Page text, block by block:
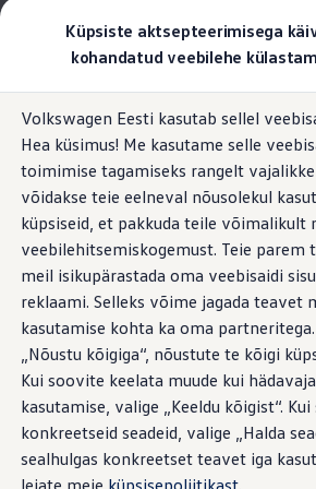
Küpsiste aktsepteerimisega
kohandatud veebilehe
Volkswagen Eesti kasutab sellel
Hea küsimus! Me kasutame selle
toimimise tagamiseks rangelt vajalikke
võidakse teie eelneval nõusolekul
küpsiseid, et pakkuda teile võimalikult
veebilehitsemiskogemust. Teie parem
meil isikupärastada oma veebisaidi
reklaami. Selleks võime jagada teavet
kasutamise kohta ka oma
„Nõustu kõigiga“, nõustute te kõigi
Kui soovite keelata muude kui
kasutamise, valige „Keeldu kõigist“.
konkreetseid seadeid, valige „Halda
sealhulgas konkreetset teavet iga
leiate meie küpsisepoliitikast.
põhisisu
juurde
jaluse
juurde
Valige oma Volkswagen
Mudelid ja konfiguraator
Uus ID. Cross
Konfigureeri
Volkswageni tarbesõidukid.
Volkswagen laoautode e-pood
Pakkumised ja teenused
Juubelipakkumine
Autovahetus
Garantii
Volkswagen laoautode e-pood
Tasuta registreerimistasu sinu
Tiguani pistikhübriid
Elektriautod ja hübriidautod
Golf eHybrid
Tiguan eHybrid
Passat eHybrid
Tayron eHybrid
Touareg eHybrid
Ära iial ütle iial
ID. teadmised
Plug & Charge
Ajasäästlik